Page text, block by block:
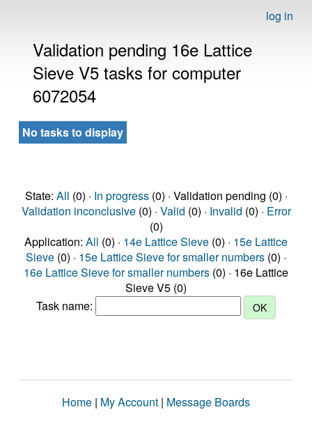
log in
Validation pending 16e Lattice
Sieve V5 tasks for computer
6072054
No tasks to display
State: All (0) · In progress(0) · Validation pending (0) ·
Validation inconclusive(0) · Valid (0) · Invalid (0) · Error
(0)
Application: All (0) · 14e Lattice Sieve (0) · 15e Lattice
Sieve (0) · 15e Lattice Sieve for smaller numbers (0) ·
16e Lattice Sieve for smaller numbers (0) · 16e Lattice
Sieve V5 (0)
Task name:
Home | My Account | Message Boards